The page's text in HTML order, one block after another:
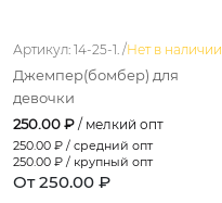
Артикул: 14-25-1. /Нет в наличии
Джемпер(бомбер) для
девочки
250.00 ₽ / мелкий опт
250.00 ₽ / средний опт
250.00 ₽ / крупный опт
От 250.00 ₽